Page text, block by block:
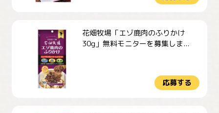
花畑牧場「エゾ鹿肉のふりかけ
30g」無料モニターを募集しま...
応募する